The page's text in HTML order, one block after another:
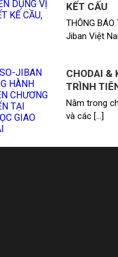
KẾT CẤU
THÔNG
Jiban Việt
CHODAI &
TRÌNH
Nằm trong
và các […]